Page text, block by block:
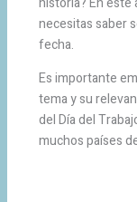
necesitas saber
fecha.
Es importante
tema y su
del Día del
muchos países